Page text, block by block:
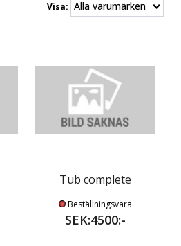
Visa:
Tub complete
Beställningsvara
SEK:4500:-